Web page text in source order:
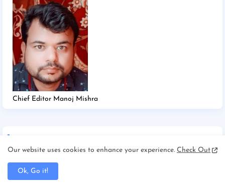
Chief Editor Manoj Mishra
2025 2026
America/New york
Our website uses cookies to enhance your experience. Check Out
Ok, Go it!